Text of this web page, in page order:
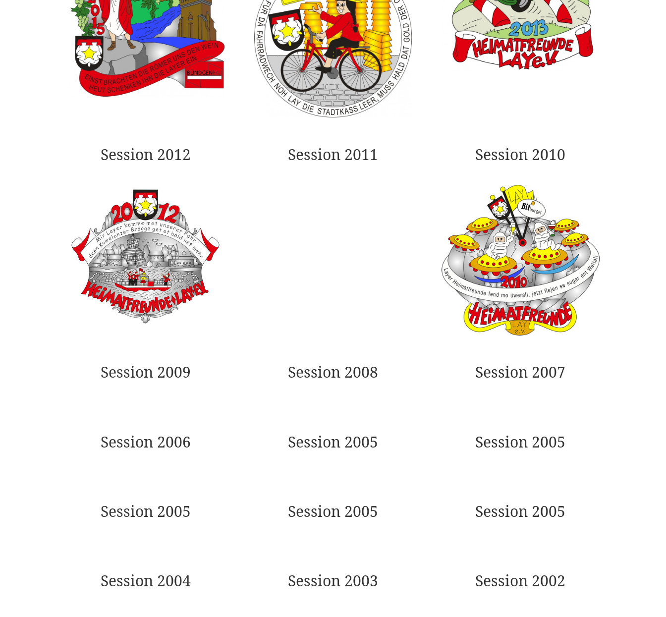
Session 2012 Session 2011 Session 2010
Session 2009 Session 2008 Session 2007
Session 2006 Session 2005 Session 2005
Session 2005 Session 2005 Session 2005
Session 2004 Session 2003 Session 2002